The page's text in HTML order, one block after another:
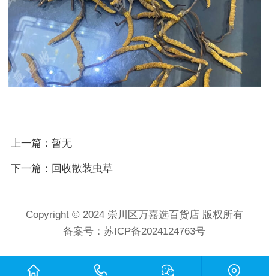
上一篇：暂无
下一篇：回收散装虫草
Copyright © 2024 崇川区万嘉选百货店 版权所有
备案号：苏ICP备2024124763号